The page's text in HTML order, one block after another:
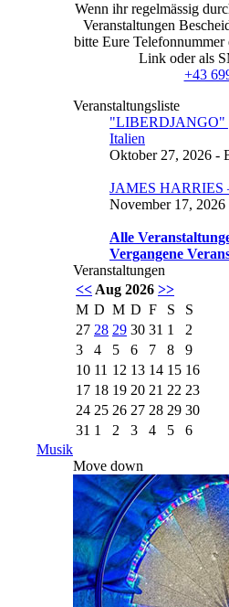
Wenn ihr regelmässig
Veranstaltungen
bitte Eure
Link oder als
+43
Veranstaltungsliste
"LIBERDJANGO"
Italien
Oktober 27, 2026 -
JAMES HARRIES
November 17,
Alle
Vergangene
Veranstaltungen
<< Aug 2026 >>
M D M D F S
S
27 28 29 30 31 1
2
3
4 5 6 7 8
9
10 11 12 13 14 15 16
17 18 19 20 21 22 23
24 25 26 27 28 29 30
31 1 2 3 4 5
6
Musik
Move down